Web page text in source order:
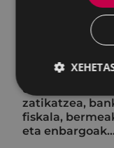
Pertsonala:
kontratatzea,
prozesuak...
Diruzaintza
prezio
erreziboak,
zatikatzea,
fiskala,
eta enbargoak…